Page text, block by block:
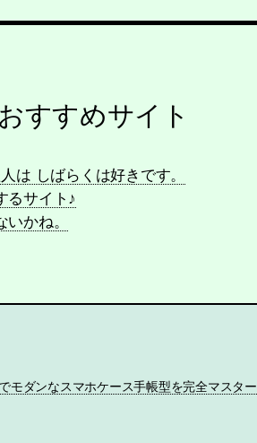
おすすめサイト
は しばらくは好きです。
るサイト♪
かね。
モダンなスマホケース手帳型を完全マスター